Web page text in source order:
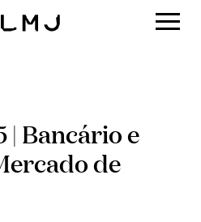
| Bancário e
de